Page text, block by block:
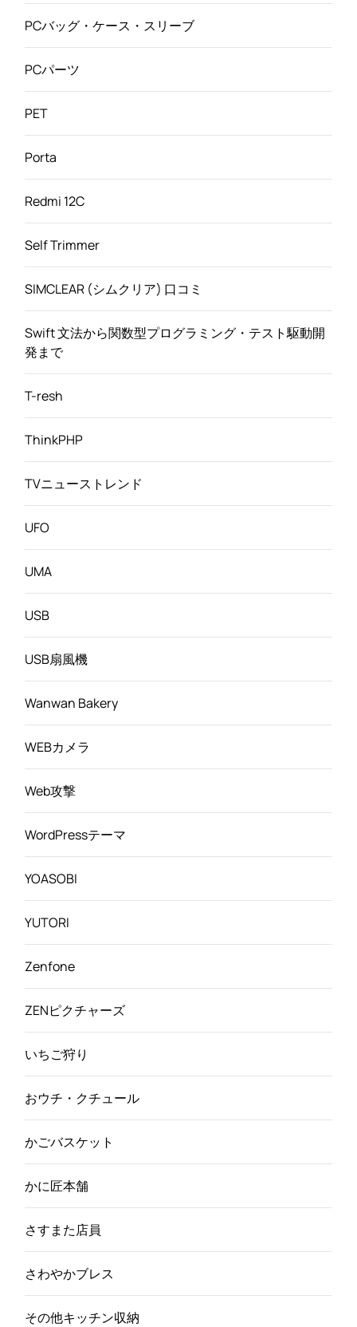
PCバッグ・ケース・スリーブ
PCパーツ
PET
Porta
Redmi 12C
Self Trimmer
SIMCLEAR (シムクリア) 口コミ
Swift 文法から関数型プログラミング・テスト駆動開
発まで
T-resh
ThinkPHP
TVニューストレンド
UFO
UMA
USB
USB扇風機
Wanwan Bakery
WEBカメラ
Web攻撃
WordPressテーマ
YOASOBI
YUTORI
Zenfone
ZENピクチャーズ
いちご狩り
おウチ・クチュール
かごバスケット
かに匠本舗
さすまた店員
さわやかブレス
その他キッチン収納